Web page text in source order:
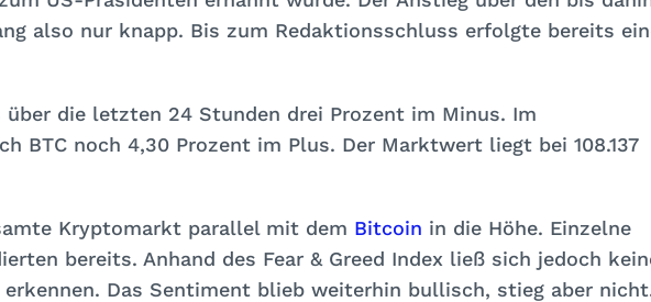
also nur knapp. Bis zum Redaktionsschluss erfolgte bereits
die letzten 24 Stunden drei Prozent im Minus. Im
BTC noch 4,30 Prozent im Plus. Der Marktwert liegt bei 108.137
Kryptomarkt parallel mit dem Bitcoin in die Höhe. Einzelne
bereits. Anhand des Fear & Greed Index ließ sich jedoch
Das Sentiment blieb weiterhin bullisch, stieg aber